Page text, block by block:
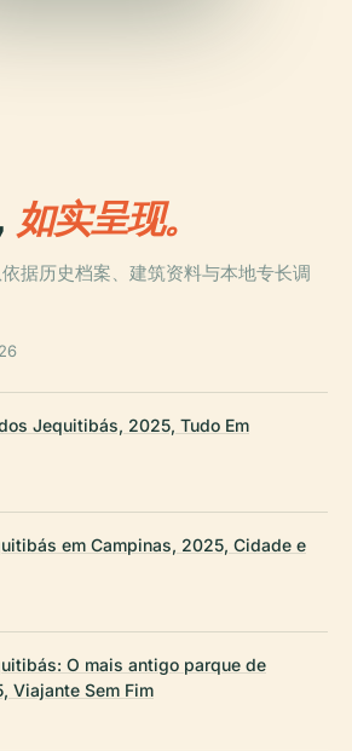
如实呈现。
据历史档案、建筑资料与本地专长调
Jequitibás, 2025, Tudo Em
em Campinas, 2025, Cidade e
O mais antigo parque de
Viajante Sem Fim